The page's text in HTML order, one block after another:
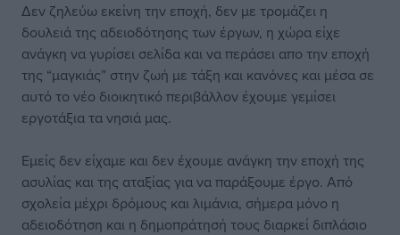
Δεν ζηλεύω εκείνη την εποχή, δεν με τρομάζει η
δουλειά της αδειοδότησης των έργων, η χώρα είχε
ανάγκη να γυρίσει σελίδα και να περάσει απο την εποχή
της “μαγκιάς” στην ζωή με τάξη και κανόνες και μέσα σε
αυτό το νέο διοικητικό περιβάλλον έχουμε γεμίσει
εργοτάξια τα νησιά μας.
Εμείς δεν είχαμε και δεν έχουμε ανάγκη την εποχή της
ασυλίας και της αταξίας για να παράξουμε έργο. Από
σχολεία μέχρι δρόμους και λιμάνια, σήμερα μόνο η
αδειοδότηση και η δημοπράτησή τους διαρκεί διπλάσιο